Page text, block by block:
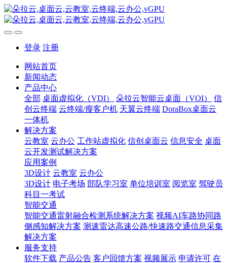
登录 注册
网站首页
新闻动态
产品中心
全部 桌面虚拟化（VDI） 朵拉云智能云桌面（VOI）
信
创云终端 云终端/瘦客户机 天翼云终端 DoraBox桌面云
一体机
解决方案
云教室 云办公 工作站虚拟化 信创桌面云 信息安全 桌面
云开发测试解决方案
应用案例
3D设计 云教室 云办公
3D设计 电子考场 部队学习室 单位培训室 阅览室 驾驶员
科目一考试
智能交通
智能交通雷射融合检测系统解决方案 视频AI车路协同路
侧感知解决方案 测速雷达高速公路/快速路交通信息采集
解决方案
服务支持
软件下载 产品公告 客户回馈方案 视频展示 申请许可 在